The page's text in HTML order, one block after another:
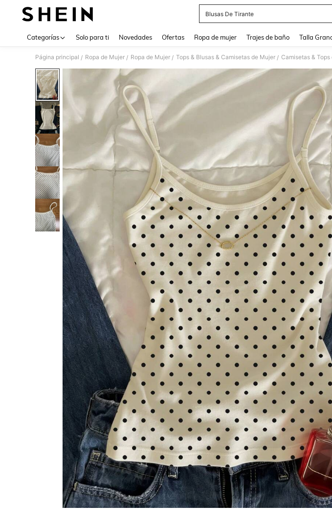
Blusas De Tirante
Categorías Solo para ti Novedades Ofertas Ropa de mujer Trajes de baño Talla
Página principal / Ropa de Mujer / Ropa de Mujer / Tops & Blusas & Camisetas de Mujer / Camisetas &